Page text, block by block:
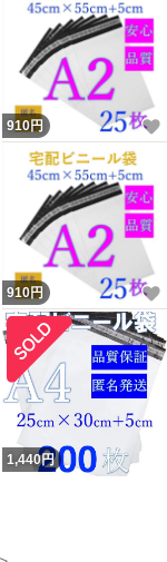
いいね！
910円
いいね！
910円
1,440円